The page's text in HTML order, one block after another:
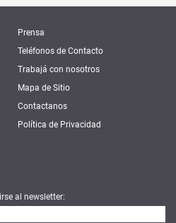
Prensa
Teléfonos de Contacto
Trabajá con nosotros
Mapa de Sitio
Contactanos
Política de Privacidad
al newsletter: